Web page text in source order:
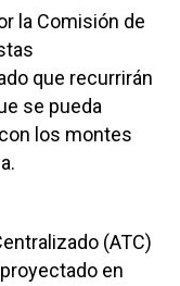
la Comisión de
que recurrirán
se pueda
los montes
(ATC)
en